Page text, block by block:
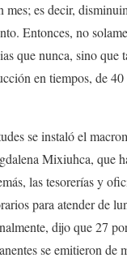
mes; es decir,
Entonces, no
que nunca, sino que
en tiempos, de
se instaló el
Mixiuhca, que
las tesorerías y
para atender de
dijo que 27
se emitieron de